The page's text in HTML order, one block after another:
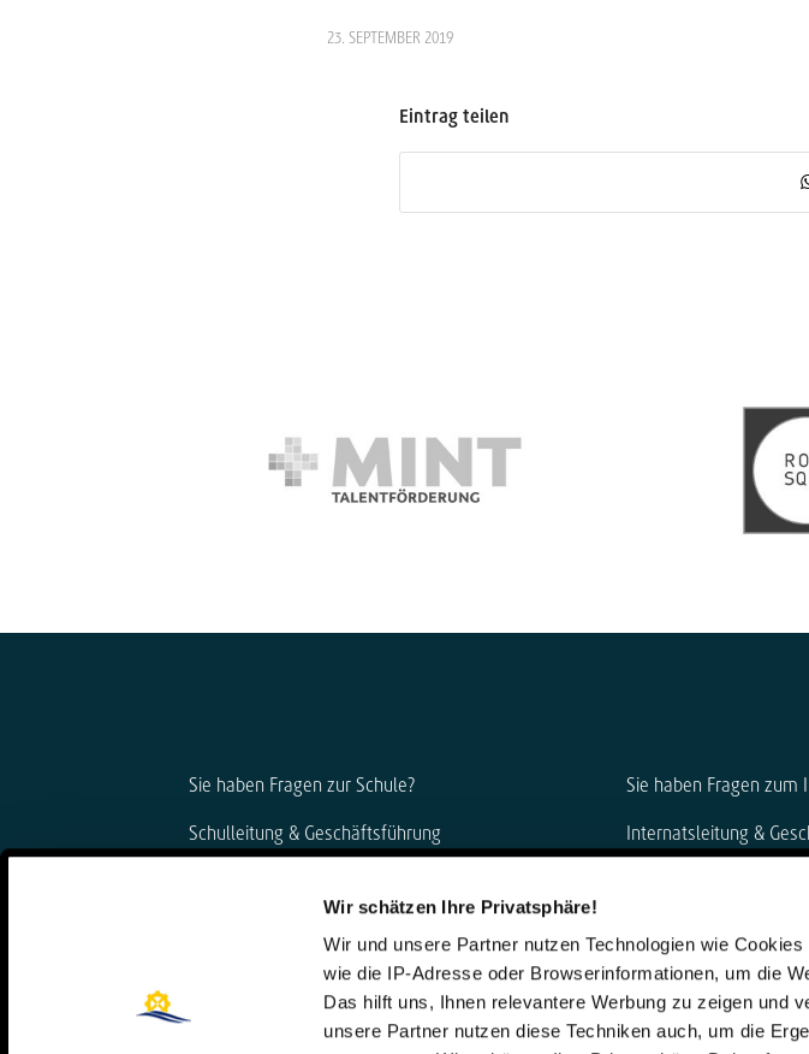
Wir schätzen Ihre Privatsphäre!
Wir und unsere Partner nutzen Technologien wie
wie die IP-Adresse oder Browserinformationen, um die
Das hilft uns, Ihnen relevantere Werbung zu zeigen und
unsere Partner nutzen diese Techniken auch, um die
23. SEPTEMBER 2019
Eintrag teilen
Sie haben Fragen zur Schule?
Schulleitung & Geschäftsführung
Telefon: 06421 408-20
schule@steinmuehle.de
Sie haben Fragen zum
Internatsleitung &